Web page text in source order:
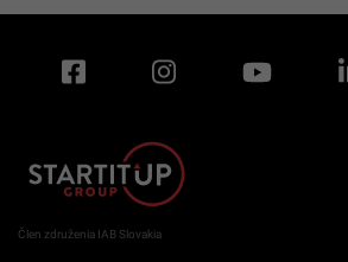
Člen združenia IAB Slovakia